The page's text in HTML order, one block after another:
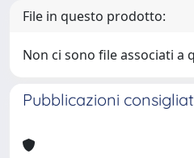
File in questo prodotto:
Non ci sono file associati a
Pubblicazioni